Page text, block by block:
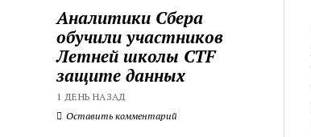
Аналитики Сбера
обучили участников
Летней школы CTF
защите данных
1 ДЕНЬ НАЗАД
Оставить комментарий